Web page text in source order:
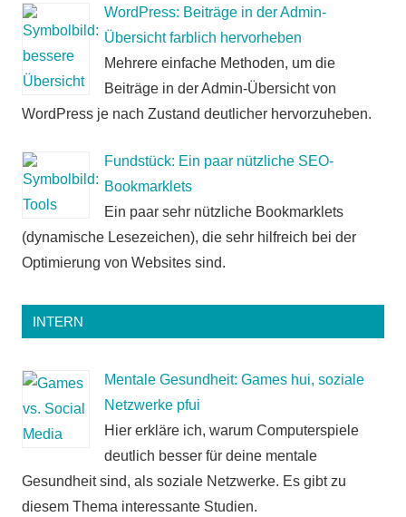
WordPress: Beiträge in der Admin-
Übersicht farblich hervorheben
Mehrere einfache Methoden, um die
Beiträge in der Admin-Übersicht von
WordPress je nach Zustand deutlicher hervorzuheben.
Fundstück: Ein paar nützliche SEO-
Bookmarklets
Ein paar sehr nützliche Bookmarklets
(dynamische Lesezeichen), die sehr hilfreich bei der
Optimierung von Websites sind.
INTERN
Mentale Gesundheit: Games hui, soziale
Netzwerke pfui
Hier erkläre ich, warum Computerspiele
deutlich besser für deine mentale
Gesundheit sind, als soziale Netzwerke. Es gibt zu
diesem Thema interessante Studien.